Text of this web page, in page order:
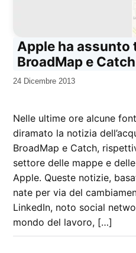
Apple ha assunto
BroadMap e Catch
da
24 Dicembre 2013
Nelle ultime ore alcune
diramato la notizia
BroadMap e Catch,
settore delle mappe e
Apple. Queste notizie,
nate per via del
LinkedIn, noto social
mondo del lavoro, […]